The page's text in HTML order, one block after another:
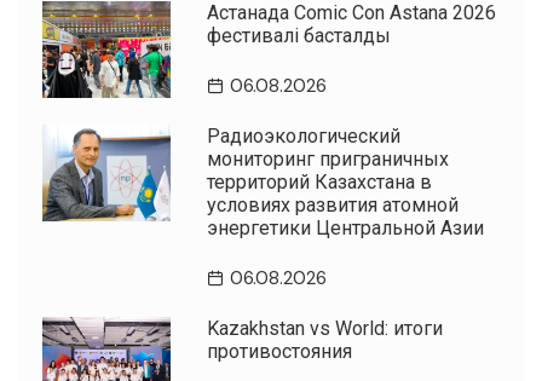
Астанада Comic Con Astana 2026
фестивалі басталды
06.08.2026
Радиоэкологический
мониторинг приграничных
территорий Казахстана в
условиях развития атомной
энергетики Центральной Азии
06.08.2026
Kazakhstan vs World: итоги
противостояния